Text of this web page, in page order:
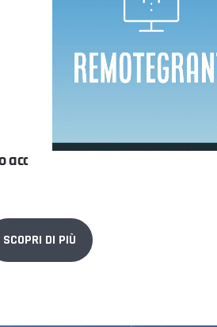
SCOPRI DI PIÙ